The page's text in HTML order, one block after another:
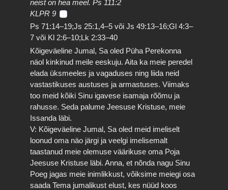
neist on hea meel. Ps 111:2
KLPR 9
Ps 71:14–19;Js 25:1,4–5 või Js 49:13–16;Gl 4:3–
7 või Kl 2:6–10;Lk 2:33–40
Kõigeväeline Jumal, Sa oled Püha Perekonna
näol kinkinud meile eeskuju. Aita ka meie peredel
elada üksmeeles ja vagaduses ning liida neid
vastastikuses austuses ja armastuses. Viimaks
too meid kõiki Sinu igavese isamaja rõõmu ja
rahusse. Seda palume Jeesuse Kristuse, meie
Issanda läbi.
V: Kõigeväeline Jumal, Sa oled meid imeliselt
loonud oma näo järgi ja veelgi imelisemalt
taastanud meie olemuse väärikuse oma Poja
Jeesuse Kristuse läbi. Anna, et nõnda nagu Sinu
Poeg jagas meie inimlikkust, võiksime meiegi osa
saada Tema jumalikust elust, kes nüüd koos